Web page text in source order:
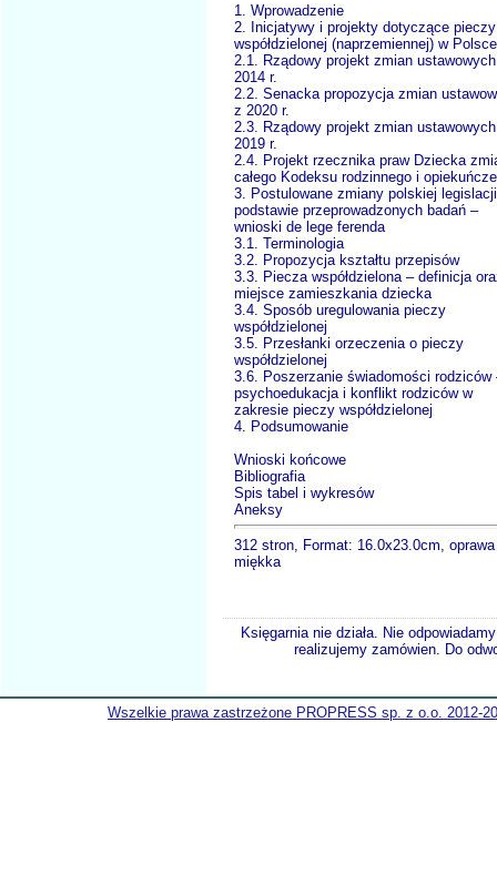
1. Wprowadzenie
2. Inicjatywy i projekty dotyczące pieczy
współdzielonej (naprzemiennej) w Polsce
2.1. Rządowy projekt zmian
2014 r.
2.2. Senacka propozycja zmian
z 2020 r.
2.3. Rządowy projekt zmian
2019 r.
2.4. Projekt rzecznika praw Dziecka
całego Kodeksu rodzinnego i
3. Postulowane zmiany polskiej
podstawie przeprowadzonych badań –
wnioski de lege ferenda
3.1. Terminologia
3.2. Propozycja kształtu przepisów
3.3. Piecza współdzielona – definicja
miejsce zamieszkania dziecka
3.4. Sposób uregulowania pieczy
współdzielonej
3.5. Przesłanki orzeczenia o pieczy
współdzielonej
3.6. Poszerzanie świadomości rodziców
psychoedukacja i konflikt rodziców w
zakresie pieczy współdzielonej
4. Podsumowanie
Wnioski końcowe
Bibliografia
Spis tabel i wykresów
Aneksy
312 stron, Format: 16.0x23.0cm, oprawa
miękka
Księgarnia nie działa. Nie
realizujemy zamówien. Do
Wszelkie prawa zastrzeżone PROPRESS sp. z o.o. 2012-